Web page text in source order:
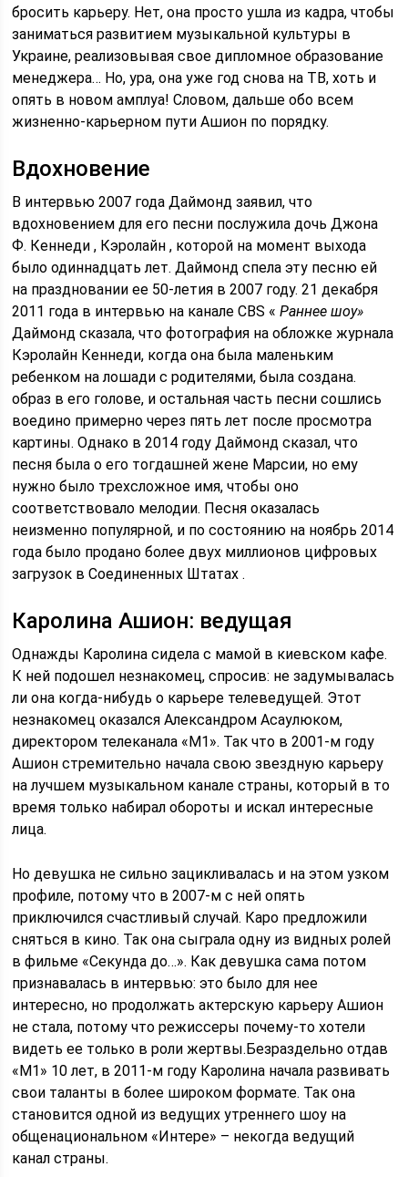
бросить карьеру. Нет, она просто ушла из кадра, чтобы
заниматься развитием музыкальной культуры в
Украине, реализовывая свое дипломное образование
менеджера… Но, ура, она уже год снова на ТВ, хоть и
опять в новом амплуа! Словом, дальше обо всем
жизненно-карьерном пути Ашион по порядку.
Вдохновение
В интервью 2007 года Даймонд заявил, что
вдохновением для его песни послужила дочь Джона
Ф. Кеннеди , Кэролайн , которой на момент выхода
было одиннадцать лет. Даймонд спела эту песню ей
на праздновании ее 50-летия в 2007 году. 21 декабря
2011 года в интервью на канале CBS «Раннее шоу»
Даймонд сказала, что фотография на обложке журнала
Кэролайн Кеннеди, когда она была маленьким
ребенком на лошади с родителями, была создана.
образ в его голове, и остальная часть песни сошлись
воедино примерно через пять лет после просмотра
картины. Однако в 2014 году Даймонд сказал, что
песня была о его тогдашней жене Марсии, но ему
нужно было трехсложное имя, чтобы оно
соответствовало мелодии. Песня оказалась
неизменно популярной, и по состоянию на ноябрь 2014
года было продано более двух миллионов цифровых
загрузок в Соединенных Штатах .
Каролина Ашион: ведущая
Однажды Каролина сидела с мамой в киевском кафе.
К ней подошел незнакомец, спросив: не задумывалась
ли она когда-нибудь о карьере телеведущей. Этот
незнакомец оказался Александром Асаулюком,
директором телеканала «М1». Так что в 2001-м году
Ашион стремительно начала свою звездную карьеру
на лучшем музыкальном канале страны, который в то
время только набирал обороты и искал интересные
лица.
Но девушка не сильно зацикливалась и на этом узком
профиле, потому что в 2007-м с ней опять
приключился счастливый случай. Каро предложили
сняться в кино. Так она сыграла одну из видных ролей
в фильме «Секунда до…». Как девушка сама потом
признавалась в интервью: это было для нее
интересно, но продолжать актерскую карьеру Ашион
не стала, потому что режиссеры почему-то хотели
видеть ее только в роли жертвы.Безраздельно отдав
«М1» 10 лет, в 2011-м году Каролина начала развивать
свои таланты в более широком формате. Так она
становится одной из ведущих утреннего шоу на
общенациональном «Интере» – некогда ведущий
канал страны.